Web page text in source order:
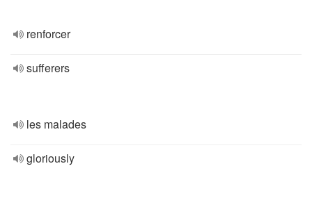
renforcer
sufferers
les malades
gloriously